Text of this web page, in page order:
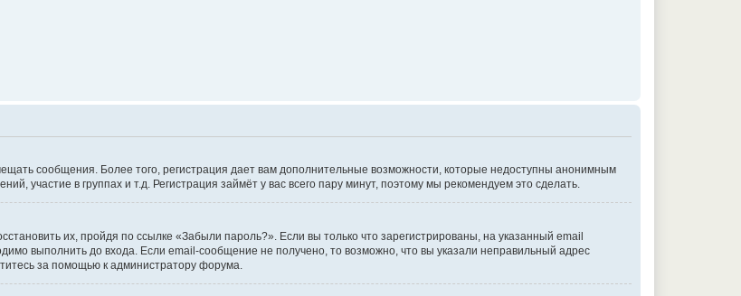
сообщения. Более того, регистрация дает вам дополнительные возможности, которые недоступны анонимным
участие в группах и т.д. Регистрация займёт у вас всего пару минут, поэтому мы рекомендуем это сделать.
их, пройдя по ссылке «Забыли пароль?». Если вы только что зарегистрированы, на указанный email
выполнить до входа. Если email-сообщение не получено, то возможно, что вы указали неправильный адрес
за помощью к администратору форума.